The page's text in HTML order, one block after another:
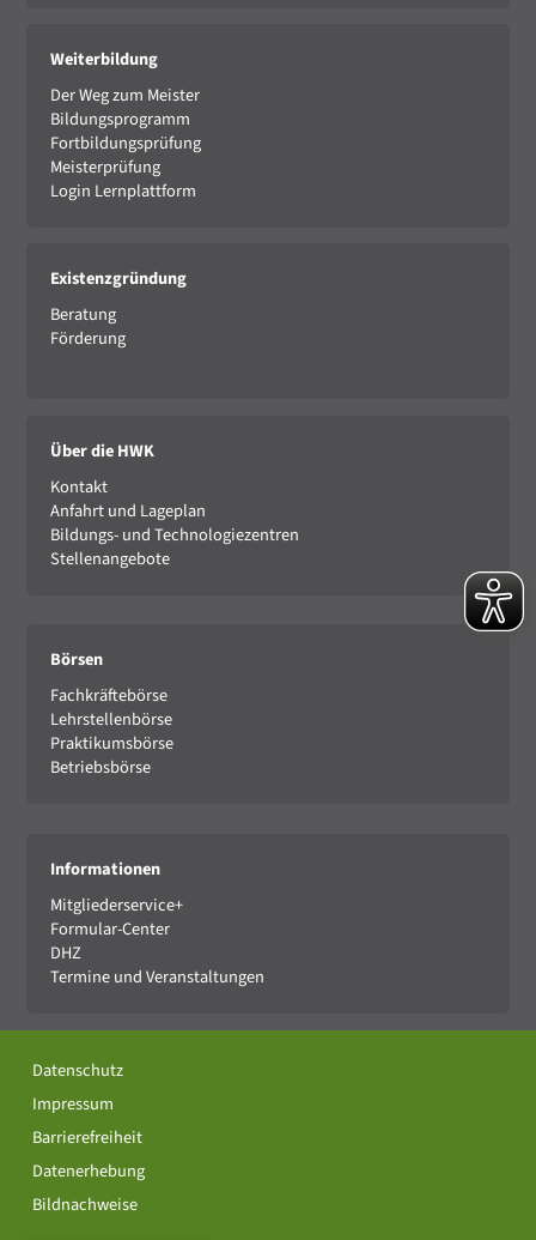
Weiterbildung
Der Weg zum Meister
Bildungsprogramm
Fortbildungsprüfung
Meisterprüfung
Login Lernplattform
Existenzgründung
Beratung
Förderung
Über die HWK
Kontakt
Anfahrt und Lageplan
Bildungs- und Technologiezentren
Stellenangebote
Börsen
Fachkräftebörse
Lehrstellenbörse
Praktikumsbörse
Betriebsbörse
Informationen
Mitgliederservice+
Formular-Center
DHZ
Termine und Veranstaltungen
Datenschutz
Impressum
Barrierefreiheit
Datenerhebung
Bildnachweise